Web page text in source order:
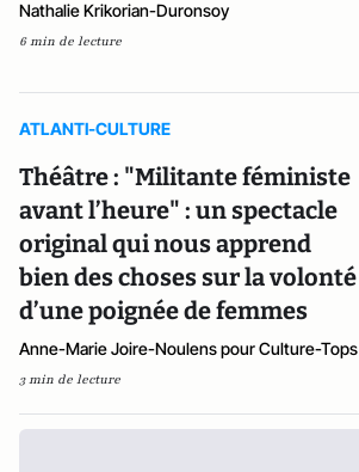
Nathalie Krikorian-Duronsoy
6 min de lecture
ATLANTI-CULTURE
Théâtre : "Militante féministe
avant l’heure" : un spectacle
original qui nous apprend
bien des choses sur la volonté
d’une poignée de femmes
Anne-Marie Joire-Noulens pour Culture-Tops
3 min de lecture